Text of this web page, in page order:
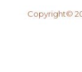
Copyright©